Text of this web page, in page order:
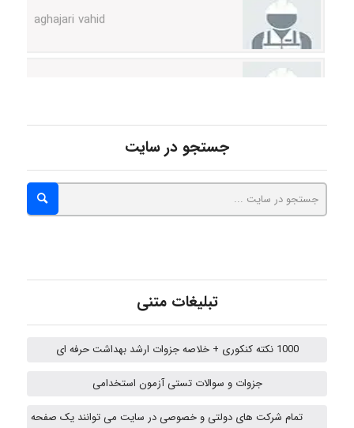
hosein abdolvand
جستجو در سایت
تبلیغات متنی
1000 نکته کنکوری + خلاصه جزوات ارشد بهداشت حرفه ای
جزوات و سوالات تستی آزمون استخدامی
تمام شرکت های دولتی و خصوصی در سایت می توانند یک صفحه